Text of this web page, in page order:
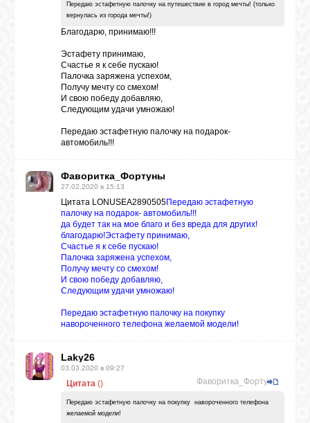
Передаю эстафетную палочку на путешествие в город мечты! (только
вернулась из города мечты!)
Благодарю, принимаю!!!
Эстафету принимаю,
Счастье я к себе пускаю!
Палочка заряжена успехом,
Получу мечту со смехом!
И свою победу добавляю,
Следующим удачи умножаю!
Передаю эстафетную палочку на подарок-
автомобиль!!!
Фаворитка_Фортуны
27.02.2020 в 15:13
Цитата LONUSEA2890505Передаю эстафетную
палочку на подарок- автомобиль!!!
да будет так на мое благо и без вреда для других!
благодарю!Эстафету принимаю,
Счастье я к себе пускаю!
Палочка заряжена успехом,
Получу мечту со смехом!
И свою победу добавляю,
Следующим удачи умножаю!
Передаю эстафетную палочку на покупку
навороченного телефона желаемой модели!
Laky26
03.03.2020 в 09:27
Цитата Фаворитка_Фортуны
()
Передаю эстафетную палочку на покупку навороченного телефона
желаемой модели!